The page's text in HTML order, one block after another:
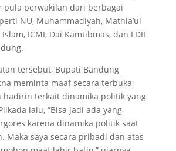
pula perwakilan dari berbagai
NU, Muhammadiyah, Mathla’ul
ICMI, Dai Kamtibmas, dan LDII
tersebut, Bupati Bandung
meminta maaf secara terbuka
hadirin terkait dinamika politik yang
lalu, “Bisa jadi ada yang
karena dinamika politik saat
Maka saya secara pribadi dan atas